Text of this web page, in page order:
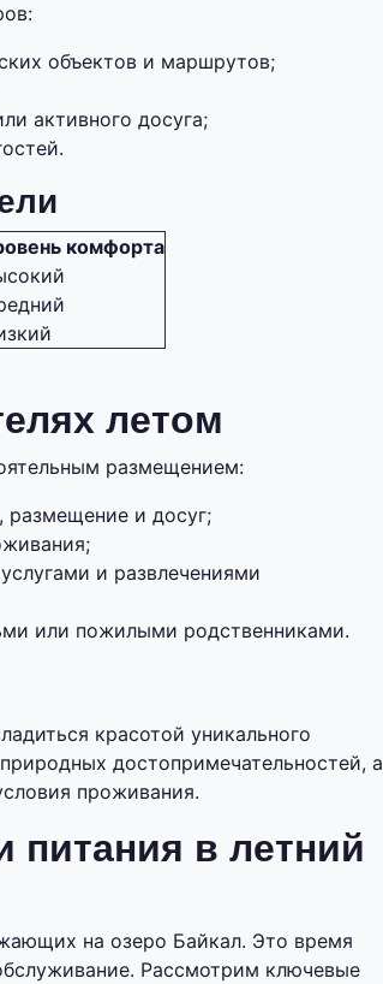
объектов и маршрутов;
активного досуга;
комфорта
летом
размещением:
размещение и досуг;
и развлечениями
или пожилыми родственниками.
красотой уникального
достопримечательностей, а
проживания.
питания в летний
на озеро Байкал. Это время
Рассмотрим ключевые